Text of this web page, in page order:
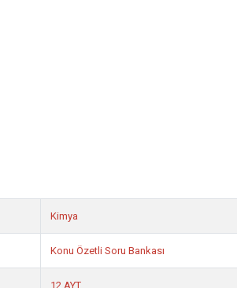
Kimya
Konu Özetli Soru Bankası
12 AYT